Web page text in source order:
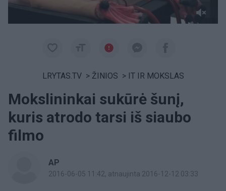
LRYTAS.TV > ŽINIOS > IT IR MOKSLAS
Mokslininkai sukūrė šunį,
kuris atrodo tarsi iš siaubo
filmo
AP
2016-06-05 11:42, atnaujinta 2016-12-12 03:33